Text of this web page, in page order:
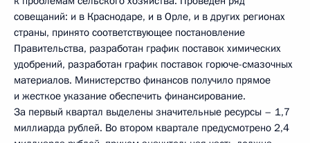
совещаний: и в Краснодаре, и в Орле, и в других регионах
страны, принято соответствующее постановление
Правительства, разработан график поставок химических
удобрений, разработан график поставок горюче-смазочных
материалов. Министерство финансов получило прямое
и жесткое указание обеспечить финансирование.
За первый квартал выделены значительные ресурсы – 1,7
миллиарда рублей. Во втором квартале предусмотрено 2,4